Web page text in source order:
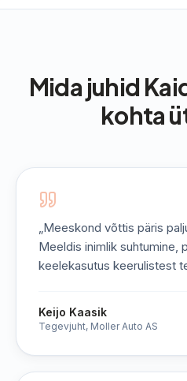
Mida juhid
kohta
„Meeskond võttis päris
Meeldis inimlik suhtumine,
keelekasutus keerulistest
Keijo Kaasik
Tegevjuht, Moller Auto AS